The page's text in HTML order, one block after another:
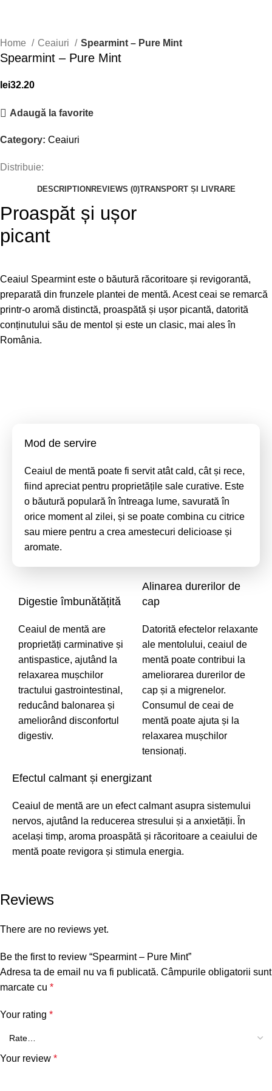
Home Ceaiuri Spearmint – Pure Mint
Spearmint – Pure Mint
lei32.20
Adaugă la favorite
Category: Ceaiuri
Distribuie:
DESCRIPTION REVIEWS (0)TRANSPORT ȘI LIVRARE
Proaspăt și ușor
picant
Ceaiul Spearmint este o băutură răcoritoare și revigorantă,
preparată din frunzele plantei de mentă. Acest ceai se remarcă
printr-o aromă distinctă, proaspătă și ușor picantă, datorită
conținutului său de mentol și este un clasic, mai ales în
România.
Mod de servire
Ceaiul de mentă poate fi servit atât cald, cât și rece,
fiind apreciat pentru proprietățile sale curative. Este
o băutură populară în întreaga lume, savurată în
orice moment al zilei, și se poate combina cu citrice
sau miere pentru a crea amestecuri delicioase și
aromate.
Digestie îmbunătățită
Ceaiul de mentă are
proprietăți carminative și
antispastice, ajutând la
relaxarea mușchilor
tractului gastrointestinal,
reducând balonarea și
ameliorând disconfortul
digestiv.
Alinarea durerilor de
cap
Datorită efectelor relaxante
ale mentolului, ceaiul de
mentă poate contribui la
ameliorarea durerilor de
cap și a migrenelor.
Consumul de ceai de
mentă poate ajuta și la
relaxarea mușchilor
tensionați.
Efectul calmant și energizant
Ceaiul de mentă are un efect calmant asupra sistemului
nervos, ajutând la reducerea stresului și a anxietății. În
același timp, aroma proaspătă și răcoritoare a ceaiului de
mentă poate revigora și stimula energia.
Reviews
There are no reviews yet.
Be the first to review “Spearmint – Pure Mint”
Adresa ta de email nu va fi publicată. Câmpurile obligatorii sunt
marcate cu*
Your rating*
Your review*